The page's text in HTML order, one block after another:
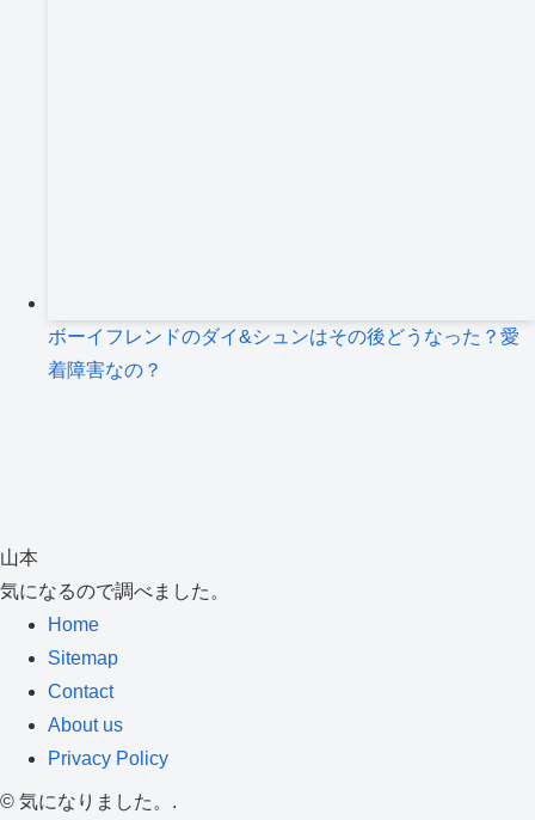
ボーイフレンドのダイ&シュンはその後どうなった？愛
着障害なの？
山本
気になるので調べました。
Home
Sitemap
Contact
About us
Privacy Policy
© 気になりました。.